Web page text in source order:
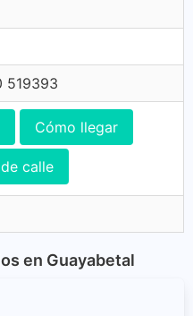
519393
Cómo llegar
calle
en Guayabetal